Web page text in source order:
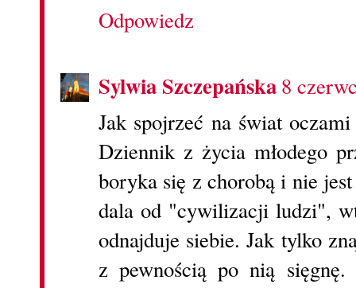
Odpowiedz
Sylwia Szczepańska8
Jak spojrzeć na świat
Dziennik z życia młodego
boryka się z chorobą i nie
dala od "cywilizacji ludzi",
odnajduje siebie. Jak tylko
z pewnością po nią